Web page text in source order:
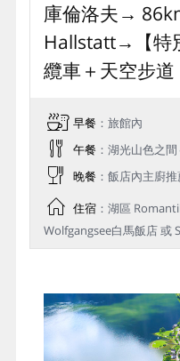
庫倫洛夫→
Hallstatt→【特
纜⾞＋天空步道
早餐 ：旅館內
午餐 ：湖光山色之
晚餐 ：飯店內主廚
住宿：湖區
Wolfgangsee白馬飯店 或